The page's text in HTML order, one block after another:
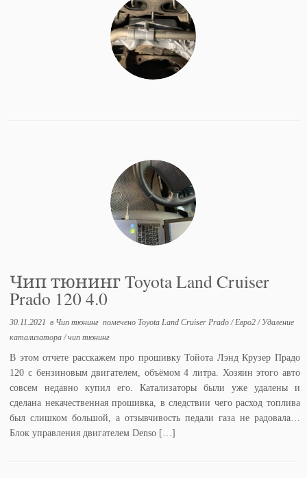
Чип тюнинг Toyota Land Cruiser
Prado 120 4.0
30.11.2021 в Чип тюнинг помечено Toyota Land Cruiser Prado/ Евро2/ Удаление
катализатора/чип тюнинг
В этом отчете расскажем про прошивку Тойота Лэнд Крузер Прадо
120 с бензиновым двигателем, объёмом 4 литра. Хозяин этого авто
совсем недавно купил его. Катализаторы были уже удалены и
сделана некачественная прошивка, в следствии чего расход топлива
был слишком большой, а отзывчивость педали газа не радовала…
Блок управления двигателем Denso […]